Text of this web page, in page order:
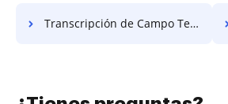
Transcripción de Campo Tentativa de Gráfica Gratis